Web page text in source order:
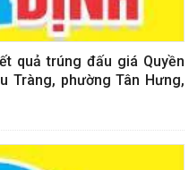
quả trúng đấu giá Quyền
Tràng, phường Tân Hưng,